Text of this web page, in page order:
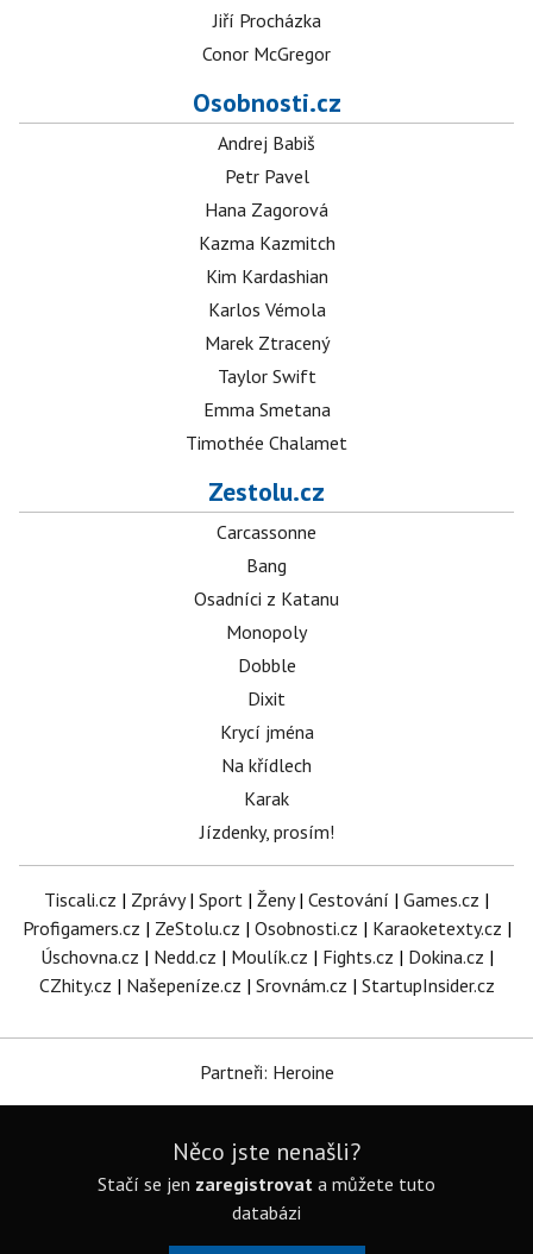
Jiří Procházka
Conor McGregor
Osobnosti.cz
Andrej Babiš
Petr Pavel
Hana Zagorová
Kazma Kazmitch
Kim Kardashian
Karlos Vémola
Marek Ztracený
Taylor Swift
Emma Smetana
Timothée Chalamet
Zestolu.cz
Carcassonne
Bang
Osadníci z Katanu
Monopoly
Dobble
Dixit
Krycí jména
Na křídlech
Karak
Jízdenky, prosím!
Tiscali.cz | Zprávy| Sport | Ženy| Cestování | Games.cz |
Profigamers.cz | ZeStolu.cz | Osobnosti.cz | Karaoketexty.cz |
Úschovna.cz | Nedd.cz | Moulík.cz | Fights.cz | Dokina.cz |
CZhity.cz | Našepeníze.cz | Srovnám.cz | StartupInsider.cz
Partneři: Heroine
Něco jste nenašli?
Stačí se jen zaregistrovat a můžete tuto
databázi